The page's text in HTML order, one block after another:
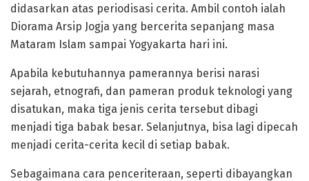
didasarkan atas periodisasi cerita. Ambil contoh ialah
Diorama Arsip Jogja yang bercerita sepanjang masa
Mataram Islam sampai Yogyakarta hari ini.
Apabila kebutuhannya pamerannya berisi narasi
sejarah, etnografi, dan pameran produk teknologi yang
disatukan, maka tiga jenis cerita tersebut dibagi
menjadi tiga babak besar. Selanjutnya, bisa lagi dipecah
menjadi cerita-cerita kecil di setiap babak.
Sebagaimana cara penceriteraan, seperti dibayangkan